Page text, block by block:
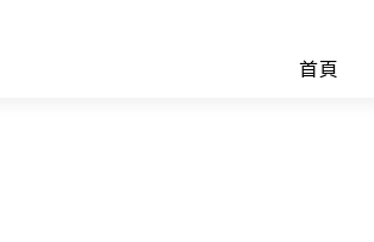
首頁